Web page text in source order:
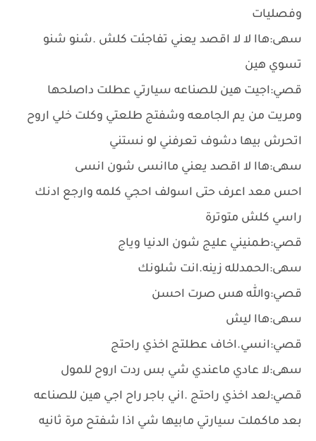
وفصليات
سهى:هاا لا لا اقصد يعني تفاجئت كلش .شنو شنو
تسوي هين
قصي:اجيت هين للصناعه سيارتي عطلت داصلحها
ومريت من يم الجامعه وشفتج طلعتي وكلت خلي اروح
اتحرش بيها دشوف تعرفني لو نستني
سهى:هاا لا اقصد يعني ماانسى شون انسى
احس معد اعرف حتى اسولف احجي كلمه وارجع ادنك
راسي كلش متوترة
قصي:طمنيني عليج شون الدنيا وياج
سهى:الحمدلله زينه.انت شلونك
قصي:والله هس صرت احسن
سهى:هاا ليش
قصي:انسي.اخاف عطلتج اخذي راحتج
سهى:لا عادي ماعندي شي بس ردت اروح للمول
قصي:لعد اخذي راحتج .اني باجر راح اجي هين للصناعه
بعد ماكملت سيارتي مابيها شي اذا شفتح مرة ثانيه